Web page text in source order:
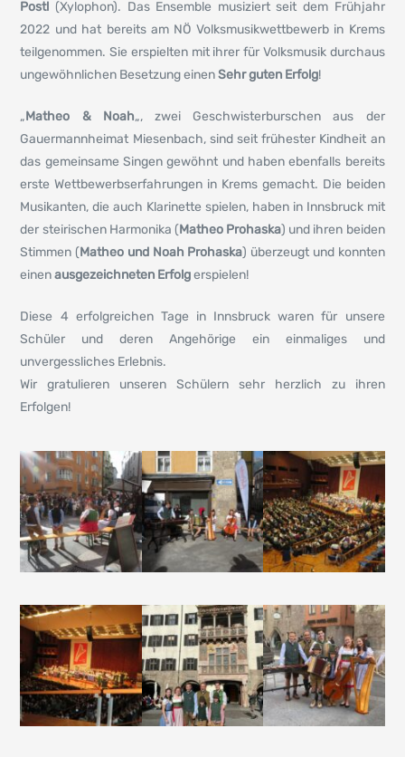
Postl (Xylophon). Das Ensemble musiziert seit dem Frühjahr
2022 und hat bereits am NÖ Volksmusikwettbewerb in Krems
teilgenommen. Sie erspielten mit ihrer für Volksmusik durchaus
ungewöhnlichen Besetzung einenSehr guten Erfolg!
„Matheo & Noah„, zwei Geschwisterburschen aus der
Gauermannheimat Miesenbach, sind seit frühester Kindheit an
das gemeinsame Singen gewöhnt und haben ebenfalls bereits
erste Wettbewerbserfahrungen in Krems gemacht. Die beiden
Musikanten, die auch Klarinette spielen, haben in Innsbruck mit
der steirischen Harmonika (Matheo Prohaska) und ihren beiden
Stimmen (Matheo und Noah Prohaska) überzeugt und konnten
einenausgezeichneten Erfolgerspielen!
Diese 4 erfolgreichen Tage in Innsbruck waren für unsere
Schüler und deren Angehörige ein einmaliges und
unvergessliches Erlebnis.
Wir gratulieren unseren Schülern sehr herzlich zu ihren
Erfolgen!